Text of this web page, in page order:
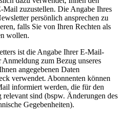
Mail zuzustellen. Die Angabe Ihres
persönlich ansprechen zu
falls Sie von Ihren Rechten als
wollen.
ist die Angabe Ihrer E-Mail-
Anmeldung zum Bezug unseres
angegebenen Daten
verwendet. Abonnenten können
informiert werden, die für den
sind (bspw. Änderungen des
Gegebenheiten).